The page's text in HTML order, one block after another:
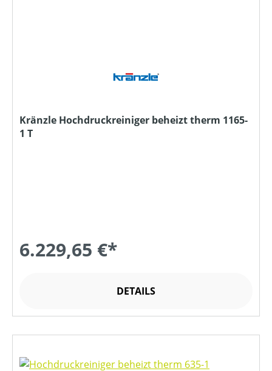
Kränzle Hochdruckreiniger beheizt therm 1165-
1 T
6.229,65 €*
DETAILS